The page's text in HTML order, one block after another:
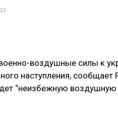
воздушные силы к
наступления,
“неизбежную